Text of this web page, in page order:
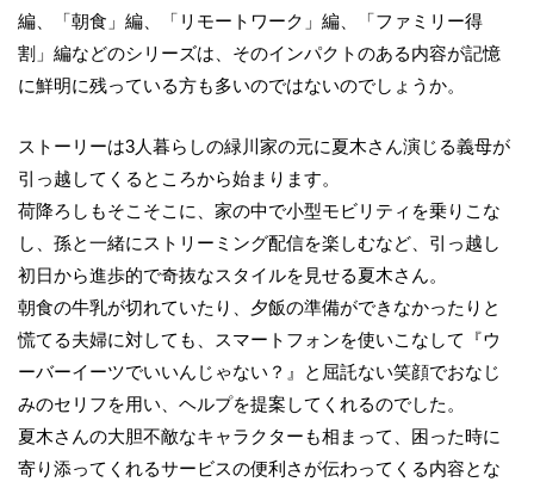
編、「朝食」編、「リモートワーク」編、「ファミリー得
割」編などのシリーズは、そのインパクトのある内容が記憶
に鮮明に残っている方も多いのではないのでしょうか。
ストーリーは3人暮らしの緑川家の元に夏木さん演じる義母が
引っ越してくるところから始まります。
荷降ろしもそこそこに、家の中で小型モビリティを乗りこな
し、孫と一緒にストリーミング配信を楽しむなど、引っ越し
初日から進歩的で奇抜なスタイルを見せる夏木さん。
朝食の牛乳が切れていたり、夕飯の準備ができなかったりと
慌てる夫婦に対しても、スマートフォンを使いこなして『ウ
ーバーイーツでいいんじゃない？』と屈託ない笑顔でおなじ
みのセリフを用い、ヘルプを提案してくれるのでした。
夏木さんの大胆不敵なキャラクターも相まって、困った時に
寄り添ってくれるサービスの便利さが伝わってくる内容とな